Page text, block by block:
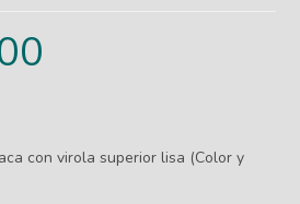
con virola superior lisa (Color y